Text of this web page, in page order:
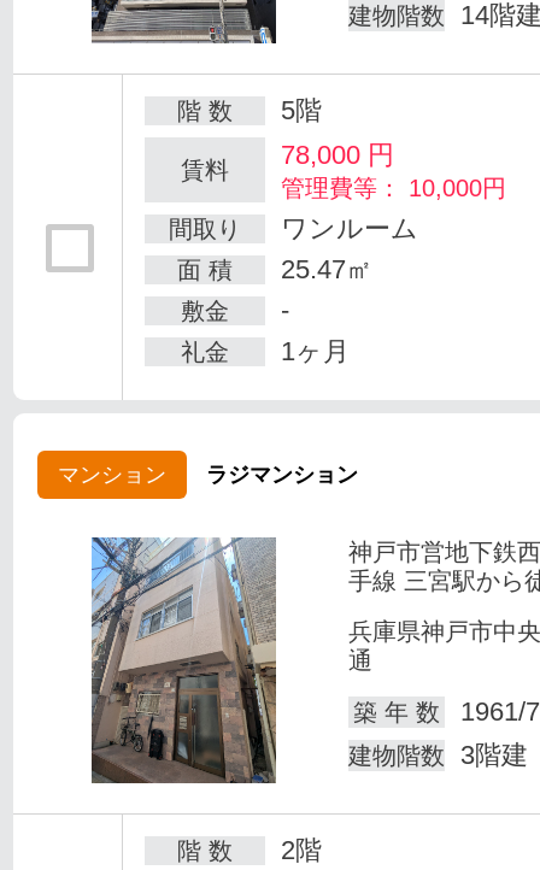
建物階数 14階
階 数 5階
賃料 78,000 円
管理費等： 10,000円
間取り
ワンルーム
面 積 25.47㎡
敷金 -
礼金 1ヶ月
マンション ラジマンション
神戸市営地下鉄
手線 三宮駅から
兵庫県神戸市中
通
築 年 数
1961/
建物階数 3階建
階 数 2階